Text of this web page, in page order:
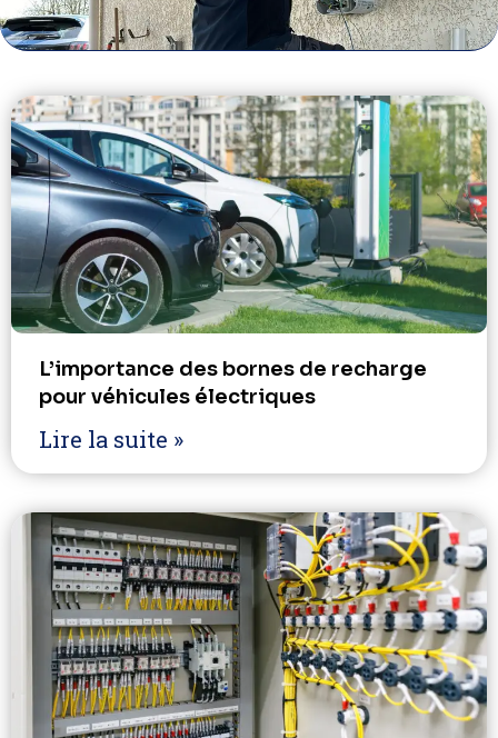
L’importance des bornes de recharge
pour véhicules électriques
Lire la suite »